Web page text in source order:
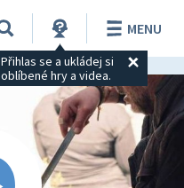
Přihlas se a ukládej si
oblíbené hry a videa.
MENU